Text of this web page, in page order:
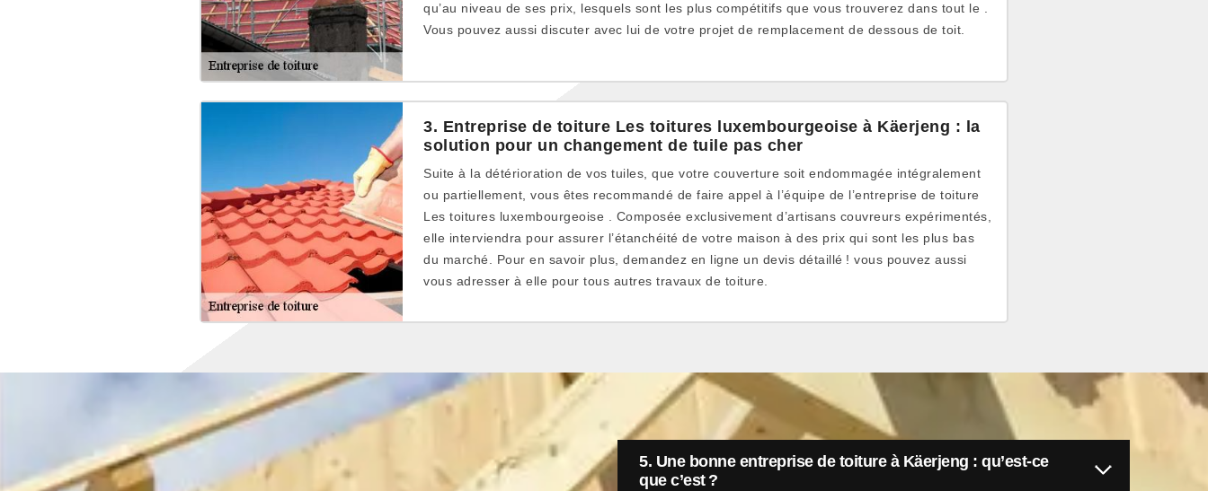
qu’au niveau de ses prix, lesquels sont les plus compétitifs que vous trouverez dans tout le .
Vous pouvez aussi discuter avec lui de votre projet de remplacement de dessous de toit.
3. Entreprise de toiture Les toitures luxembourgeoise à Käerjeng : la
solution pour un changement de tuile pas cher
Suite à la détérioration de vos tuiles, que votre couverture soit endommagée intégralement
ou partiellement, vous êtes recommandé de faire appel à l’équipe de l’entreprise de toiture
Les toitures luxembourgeoise . Composée exclusivement d’artisans couvreurs expérimentés,
elle interviendra pour assurer l’étanchéité de votre maison à des prix qui sont les plus bas
du marché. Pour en savoir plus, demandez en ligne un devis détaillé ! vous pouvez aussi
vous adresser à elle pour tous autres travaux de toiture.
5. Une bonne entreprise de toiture à Käerjeng : qu’est-ce
que c’est ?